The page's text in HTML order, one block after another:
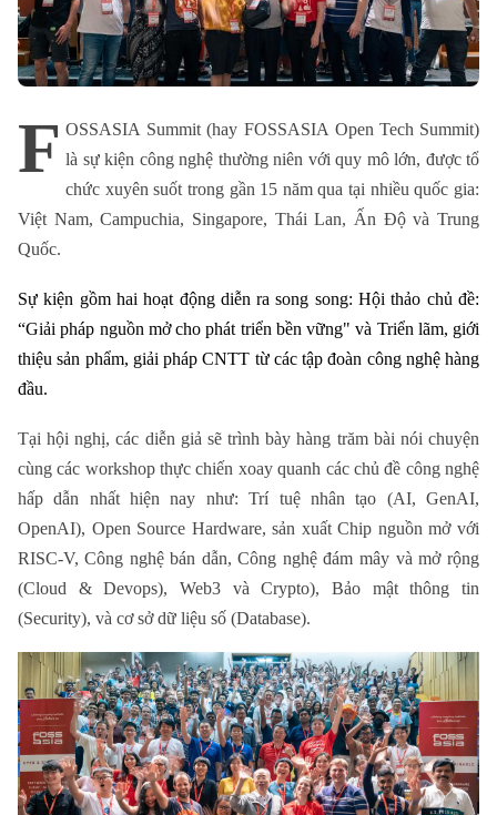
Xu hướng
F OSSASIA Summit (hay FOSSASIA Open Tech Summit)
là sự kiện công nghệ thường niên với quy mô lớn, được tổ
chức xuyên suốt trong gần 15 năm qua tại nhiều quốc gia:
Việt Nam, Campuchia, Singapore, Thái Lan, Ấn Độ và Trung
Quốc.
Sự kiện gồm hai hoạt động diễn ra song song: Hội thảo chủ đề:
“Giải pháp nguồn mở cho phát triển bền vững" và Triển lãm, giới
thiệu sản phẩm, giải pháp CNTT từ các tập đoàn công nghệ hàng
đầu.
Tại hội nghị, các diễn giả sẽ trình bày hàng trăm bài nói chuyện
cùng các workshop thực chiến xoay quanh các chủ đề công nghệ
hấp dẫn nhất hiện nay như: Trí tuệ nhân tạo (AI, GenAI,
OpenAI), Open Source Hardware, sản xuất Chip nguồn mở với
RISC-V, Công nghệ bán dẫn, Công nghệ đám mây và mở rộng
(Cloud & Devops), Web3 và Crypto), Bảo mật thông tin
(Security), và cơ sở dữ liệu số (Database).